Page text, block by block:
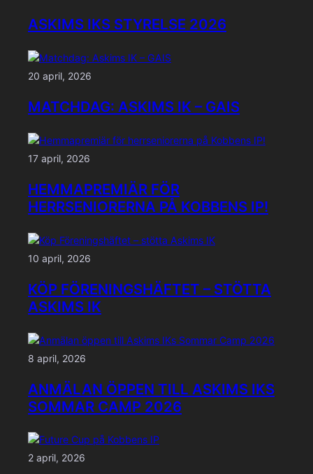
ASKIMS IKS STYRELSE 2026
20 april, 2026
MATCHDAG: ASKIMS IK – GAIS
17 april, 2026
HEMMAPREMIÄR FÖR
HERRSENIORERNA PÅ KOBBENS IP!
10 april, 2026
KÖP FÖRENINGSHÄFTET – STÖTTA
ASKIMS IK
8 april, 2026
ANMÄLAN ÖPPEN TILL ASKIMS IKS
SOMMAR CAMP 2026
2 april, 2026